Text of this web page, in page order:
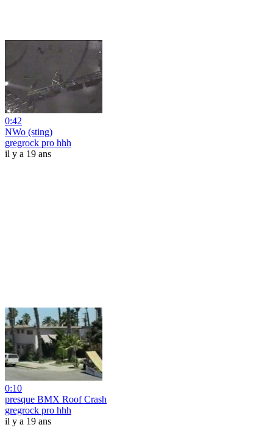
0:42
NWo (sting)
gregrock pro hhh
il y a 19 ans
0:10
presque BMX Roof Crash
gregrock pro hhh
il y a 19 ans